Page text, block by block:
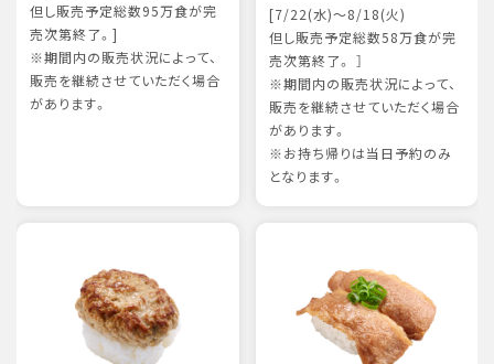
但し販売予定総数95万食が完
売次第終了。]
※期間内の販売状況によって、
販売を継続させていただく場合
があります。
[7/22(水)～8/18(火)
但し販売予定総数58万食が完
売次第終了。 ］
※期間内の販売状況によって、
販売を継続させていただく場合
があります。
※お持ち帰りは当日予約のみ
となります。